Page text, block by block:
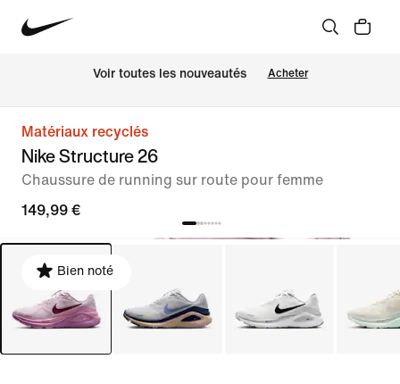
Voir toutes les nouveautés Acheter
Matériaux recyclés
Nike Structure 26
Chaussure de running sur route pour femme
149,99 €
Bien noté